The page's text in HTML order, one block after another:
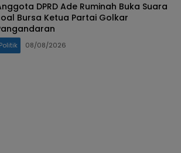
DPRD Ade Ruminah Buka Suara
Bursa Ketua Partai Golkar
Politik 08/08/2026